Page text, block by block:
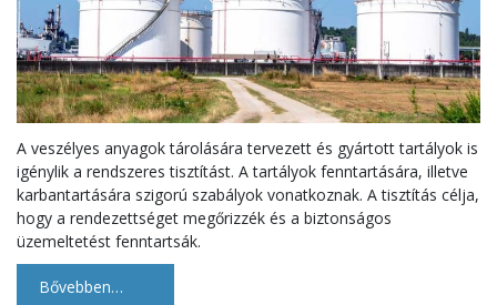
A veszélyes anyagok tárolására tervezett és gyártott tartályok is
igénylik a rendszeres tisztítást. A tartályok fenntartására, illetve
karbantartására szigorú szabályok vonatkoznak. A tisztítás célja,
hogy a rendezettséget megőrizzék és a biztonságos
üzemeltetést fenntartsák.
Bővebben…